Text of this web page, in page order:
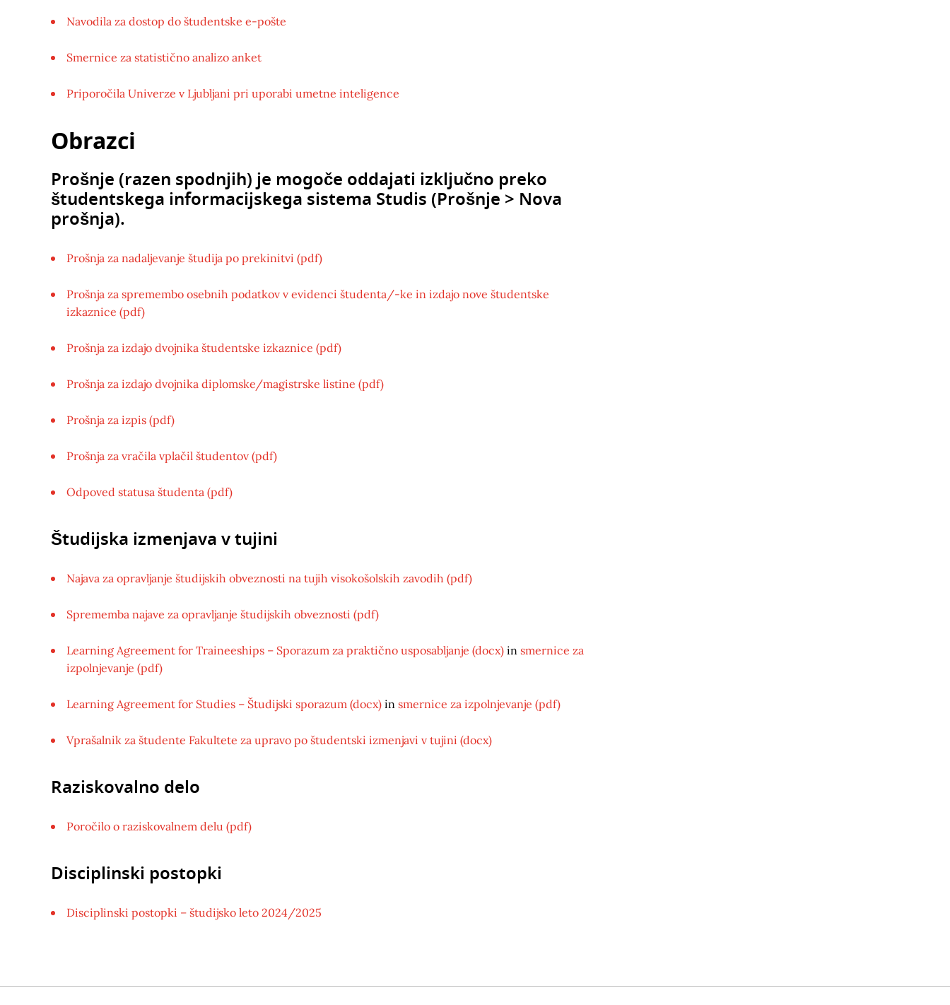
Navodila za dostop do študentske e-pošte
Smernice za statistično analizo anket
Priporočila Univerze v Ljubljani pri uporabi umetne inteligence
Obrazci
Prošnje (razen spodnjih) je mogoče oddajati izključno preko
študentskega informacijskega sistema Studis (Prošnje > Nova
prošnja).
Prošnja za nadaljevanje študija po prekinitvi (pdf)
Prošnja za spremembo osebnih podatkov v evidenci študenta/-ke in izdajo nove študentske
izkaznice (pdf)
Prošnja za izdajo dvojnika študentske izkaznice (pdf)
Prošnja za izdajo dvojnika diplomske/magistrske listine (pdf)
Prošnja za izpis (pdf)
Prošnja za vračila vplačil študentov (pdf)
Odpoved statusa študenta (pdf)
Študijska izmenjava v tujini
Najava za opravljanje študijskih obveznosti na tujih visokošolskih zavodih (pdf)
Sprememba najave za opravljanje študijskih obveznosti (pdf)
Learning Agreement for Traineeships – Sporazum za praktično usposabljanje (docx) in smernice za
izpolnjevanje (pdf)
Learning Agreement for Studies – Študijski sporazum (docx) in smernice za izpolnjevanje (pdf)
Vprašalnik za študente Fakultete za upravo po študentski izmenjavi v tujini (docx)
Raziskovalno delo
Poročilo o raziskovalnem delu (pdf)
Disciplinski postopki
Disciplinski postopki – študijsko leto 2024/2025